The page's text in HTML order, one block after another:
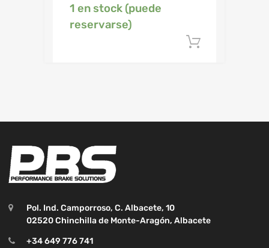
1 en stock (puede
reservarse)
Pol. Ind. Camporroso, C. Albacete, 10
02520 Chinchilla de Monte-Aragón, Albacete
+34 649 776 741